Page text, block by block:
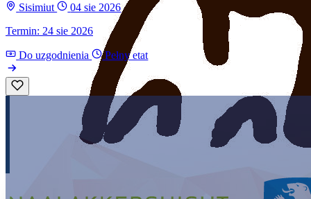
Sisimiut
04 sie 2026
Termin: 24 sie 2026
Do uzgodnienia Pełny etat